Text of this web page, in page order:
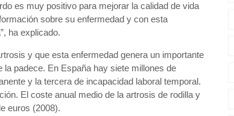
es muy positivo para mejorar la calidad de vida
sobre su enfermedad y con esta
ha explicado.
y que esta enfermedad genera un importante
padece. En España hay siete millones de
y la tercera de incapacidad laboral temporal.
El coste anual medio de la artrosis de rodilla y
euros (2008).